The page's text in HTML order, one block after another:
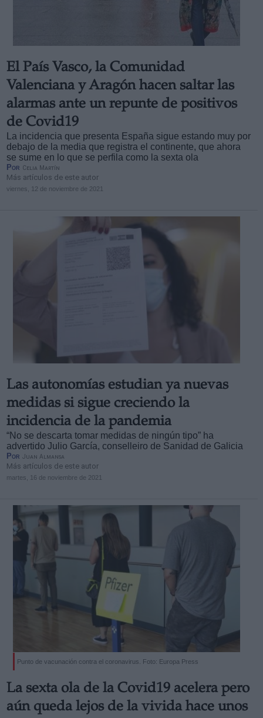
El País Vasco, la Comunidad
Valenciana y Aragón hacen saltar las
alarmas ante un repunte de positivos
de Covid19
La incidencia que presenta España sigue estando muy por
debajo de la media que registra el continente, que ahora
se sume en lo que se perfila como la sexta ola
Por Celia Martín
Más artículos de este autor
viernes, 12 de noviembre de 2021
Las autonomías estudian ya nuevas
medidas si sigue creciendo la
incidencia de la pandemia
“No se descarta tomar medidas de ningún tipo” ha
advertido Julio García, conselleiro de Sanidad de Galicia
Por Juan Almansa
Más artículos de este autor
martes, 16 de noviembre de 2021
Punto de vacunación contra el coronavirus. Foto: Europa Press
La sexta ola de la Covid19 acelera pero
aún queda lejos de la vivida hace unos
Derechos:
link
Información adicional
link